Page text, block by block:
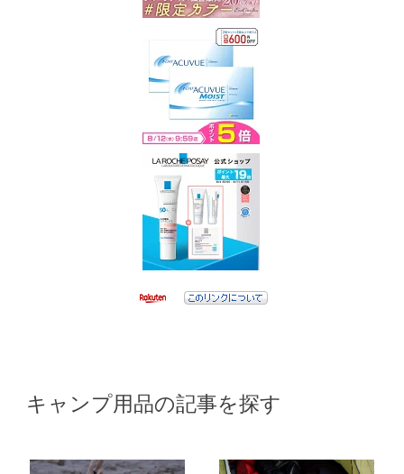
キャンプ用品の記事を探す